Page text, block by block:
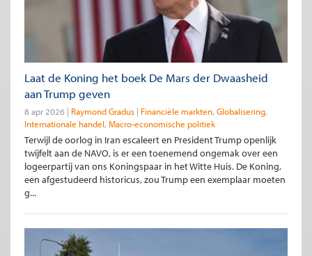
Laat de Koning het boek De Mars der Dwaasheid
aan Trump geven
8 apr 2026 Raymond Gradus Financiële markten Globalisering
Internationale handel Macro-economische politiek
Terwijl de oorlog in Iran escaleert en President Trump openlijk
twijfelt aan de NAVO, is er een toenemend ongemak over een
logeerpartij van ons Koningspaar in het Witte Huis. De Koning,
een afgestudeerd historicus, zou Trump een exemplaar moeten
g...